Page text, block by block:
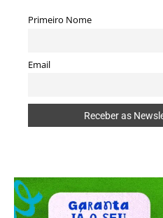
Primeiro Nome
Email